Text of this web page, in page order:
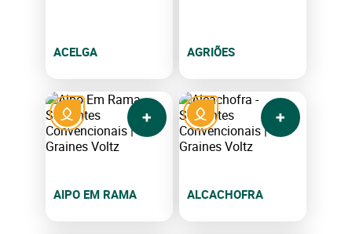
ACELGA AGRIÕES
AIPO EM RAMA ALCACHOFRA